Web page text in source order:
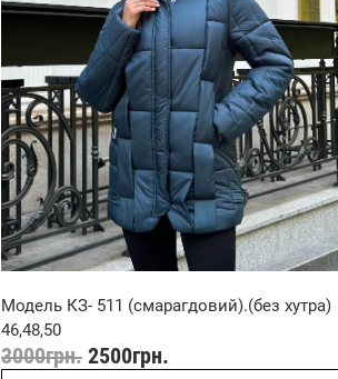
Модель КЗ- 511 (смарагдовий).(без хутра)
46,48,50
3000грн. 2500грн.